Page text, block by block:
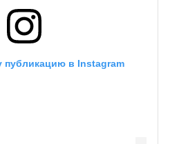
публикацию в Instagram